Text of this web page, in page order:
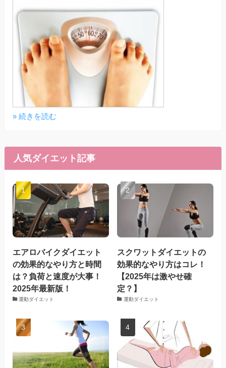
» 続きを読む
人気ダイエット記事
エアロバイクダイエット
の効果的なやり方と時間
は？負荷と速度が大事！
2025年最新版！
運動ダイエット
スクワットダイエットの
効果的なやり方はコレ！
【2025年は激やせ確
定？】
運動ダイエット